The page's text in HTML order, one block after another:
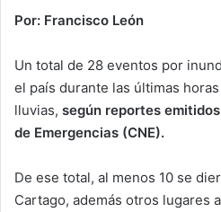
Por: Francisco León
Un total de 28 eventos por
el país durante las últimas
lluvias, según reportes
de Emergencias (CNE).
De ese total, al menos 10 se
Cartago, además otros lugares